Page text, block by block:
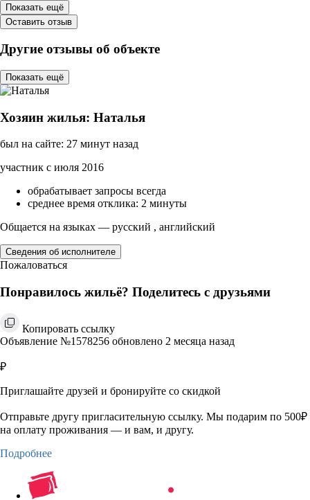
Показать ещё
Оставить отзыв
Другие отзывы об объекте
Показать ещё
Хозяин жилья: Наталья
был на сайте: 27 минут назад
участник с июля 2016
обрабатывает запросы всегда
среднее время отклика: 2 минуты
Общается на языках — русский , английский
Сведения об исполнителе
Пожаловаться
Понравилось жильё? Поделитесь с друзьями
Копировать ссылку
Объявление №1578256 обновлено 2 месяца назад
₽
Приглашайте друзей и бронируйте со скидкой
Отправьте другу пригласительную ссылку. Мы подарим по 500₽
на оплату проживания — и вам, и другу.
Подробнее